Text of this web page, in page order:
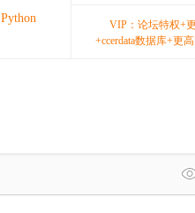
VIP：论坛特权+
+ccerdata数据库+更